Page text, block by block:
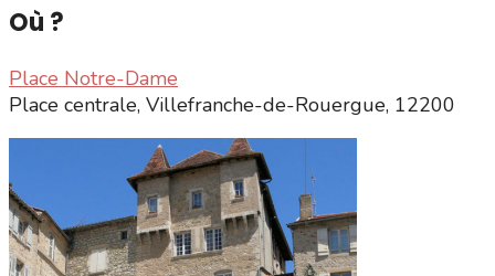
Où ?
Place Notre-Dame
Place centrale, Villefranche-de-Rouergue, 12200